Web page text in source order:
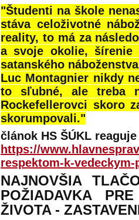
"Študenti na škole
stáva celoživotné
reality, to má za
a svoje okolie, šírenie
satanského
Luc Montagnier nikdy
to sľubné, ale treba
Rockefellerovci skoro
skorumpovali."
článok HS ŠÚKL
https://
respektom-k-
NAJNOVŠIA
POŽIADAVKA
ŽIVOTA -